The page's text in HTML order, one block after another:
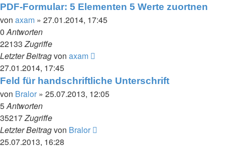
PDF-Formular: 5 Elementen 5 Werte zuortnen
von axam » 27.01.2014, 17:45
0Antworten
22133Zugriffe
Letzter Beitragvon axam
27.01.2014, 17:45
Feld für handschriftliche Unterschrift
von Bralor » 25.07.2013, 12:05
5Antworten
35217Zugriffe
Letzter Beitragvon Bralor
25.07.2013, 16:28